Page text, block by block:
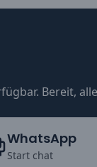
Bereit,
WhatsApp
Start chat